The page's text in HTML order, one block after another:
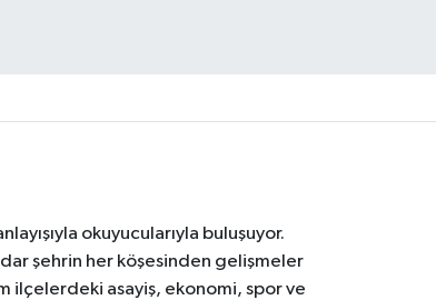
okuyucularıyla buluşuyor.
şehrin her köşesinden gelişmeler
ilçelerdeki asayiş, ekonomi, spor ve